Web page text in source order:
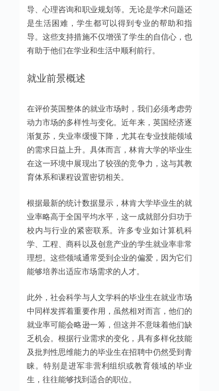
导、心理咨询和职业规划等。无论是学术问题还
是生活困难，学生都可以得到专业的帮助和指
导。这些支持措施不仅增强了学生的自信心，也
有助于他们在学业和生活中顺利前行。
就业前景概述
在评价英国整体的就业市场时，我们必须考虑劳
动力市场的多样性与变化。近年来，英国经济逐
渐复苏，失业率缓慢下降，尤其在专业技能领域
的需求日益上升。具体而言，林肯大学的毕业生
在这一环境中展现出了较强的竞争力，这与其教
育体系和课程设置密切相关。
根据最新的统计数据显示，林肯大学毕业生的就
业率略高于全国平均水平，这一成就部分归功于
校内与行业的紧密联系。许多专业如计算机科
学、工程、商科以及创意产业的学生就业率非常
理想。这些领域通常受到企业的偏爱，因为它们
能够培养出适应市场需求的人才。
此外，社会科学与人文学科的毕业生在就业市场
中同样发挥着重要作用，虽然相对而言，他们的
就业率可能会略逊一筹，但这并不意味着他们缺
乏机会。根据行业需求的变化，具有多样化技能
及批判性思维能力的毕业生在招聘中仍然受到青
睐。特别是进军非营利组织或教育领域的毕业
生，往往能够找到适合的职位。